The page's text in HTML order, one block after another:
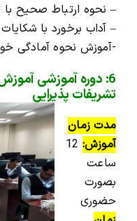
– نحوه ارتباط صحیح با
– آداب برخورد با
-آموزش نحوه آمادگی
6: دوره آموزشی
تشریفات پذیرایی
مدت زمان
آموزش: 12
ساعت
بصورت
حضوری